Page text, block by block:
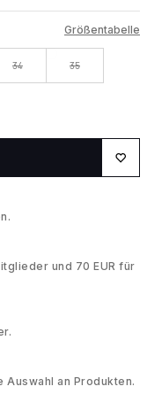
Größentabelle
34 35
und 70 EUR für
an Produkten.